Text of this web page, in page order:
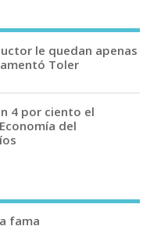
le quedan apenas
Toler
4 por ciento el
del
fama